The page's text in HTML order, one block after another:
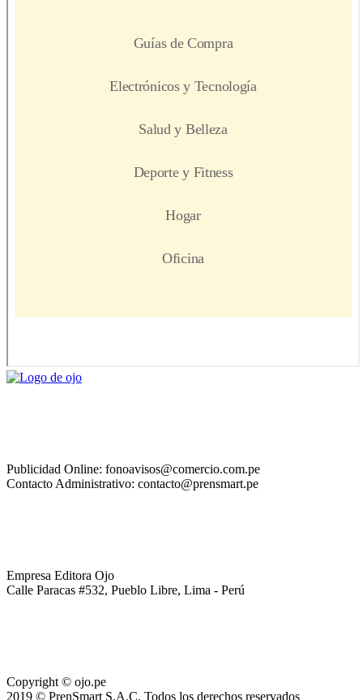
Publicidad Online: fonoavisos@comercio.com.pe
Contacto Administrativo: contacto@prensmart.pe
Empresa Editora Ojo
Calle Paracas #532, Pueblo Libre, Lima - Perú
Copyright © ojo.pe
2019 © PrenSmart S.A.C. Todos los derechos reservados